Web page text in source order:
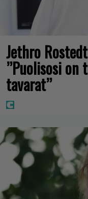
Jethro
”Puolisosi on
tavarat”